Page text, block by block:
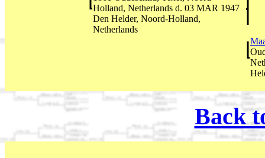
Holland, Netherlands d. 03 MAR 1947
Den Helder, Noord-Holland,
Netherlands
Back